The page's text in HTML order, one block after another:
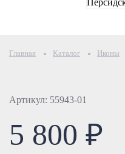
Главная Каталог Иконы
Артикул: 55943-01
5 800 ₽